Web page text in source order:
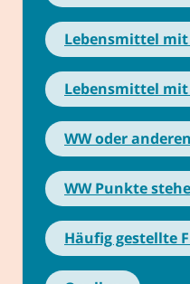
Lebensmittel
Lebensmittel
WW oder
WW Punkte
Häufig gestellte